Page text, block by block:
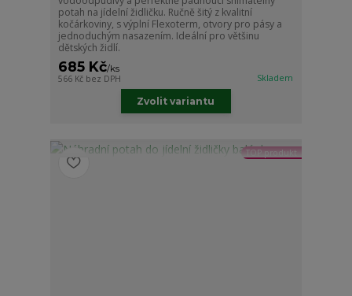
potah na jídelní židličku. Ručně šitý z kvalitní
kočárkoviny, s výplní Flexoterm, otvory pro pásy a
jednoduchým nasazením. Ideální pro většinu
dětských židlí.
685 Kč/ks
566 Kč bez DPH Skladem
Zvolit variantu
TOP produkt